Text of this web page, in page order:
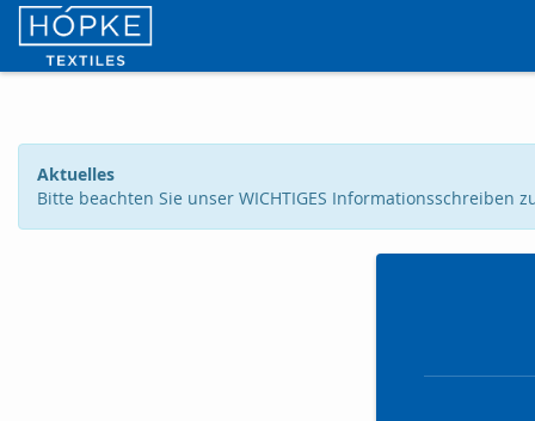
Aktuelles
Bitte beachten Sie unser WICHTIGES